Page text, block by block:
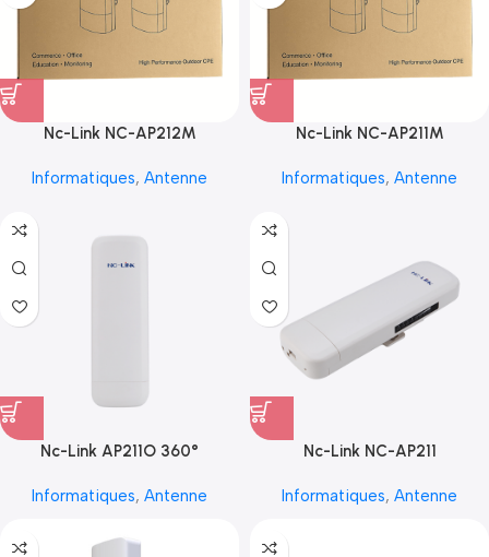
Nc-Link NC-AP212M
Informatiques, Antenne
Nc-Link NC-AP211M
Informatiques, Antenne
Nc-Link AP211O 360°
Informatiques, Antenne
Nc-Link NC-AP211
Informatiques, Antenne